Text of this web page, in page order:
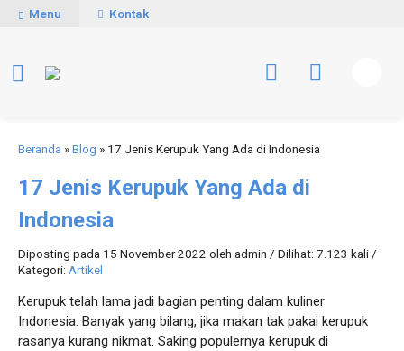
Menu Kontak
Beranda »Blog » 17 Jenis Kerupuk Yang Ada di Indonesia
17 Jenis Kerupuk Yang Ada di
Indonesia
Diposting pada 15 November 2022 oleh admin / Dilihat: 7.123 kali /
Kategori: Artikel
Kerupuk telah lama jadi bagian penting dalam kuliner
Indonesia. Banyak yang bilang, jika makan tak pakai kerupuk
rasanya kurang nikmat. Saking populernya kerupuk di